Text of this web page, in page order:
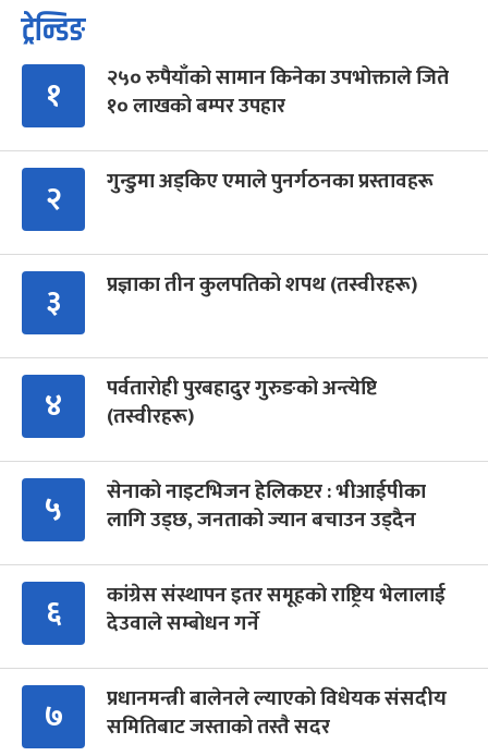
ट्रेन्डिङ
१
२५० रुपैयाँको सामान किनेका उपभोक्ताले जिते
१० लाखको बम्पर उपहार
२ गुन्डुमा अड्किए एमाले पुनर्गठनका प्रस्तावहरू
३ प्रज्ञाका तीन कुलपतिको शपथ (तस्वीरहरू)
४
पर्वतारोही पुरबहादुर गुरुङको अन्त्येष्टि
(तस्वीरहरू)
५
सेनाको नाइटभिजन हेलिकप्टर : भीआईपीका
लागि उड्छ, जनताको ज्यान बचाउन उड्दैन
६
कांग्रेस संस्थापन इतर समूहको राष्ट्रिय भेलालाई
देउवाले सम्बोधन गर्ने
७
प्रधानमन्त्री बालेनले ल्याएको विधेयक संसदीय
समितिबाट जस्ताको तस्तै सदर